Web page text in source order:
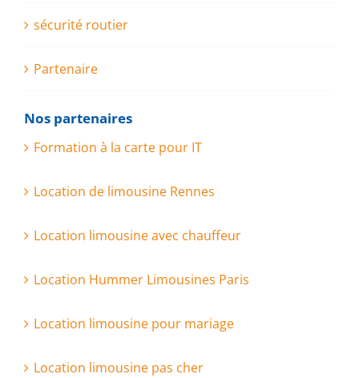
sécurité routier
Partenaire
Nos partenaires
Formation à la carte pour IT
Location de limousine Rennes
Location limousine avec chauffeur
Location Hummer Limousines Paris
Location limousine pour mariage
Location limousine pas cher